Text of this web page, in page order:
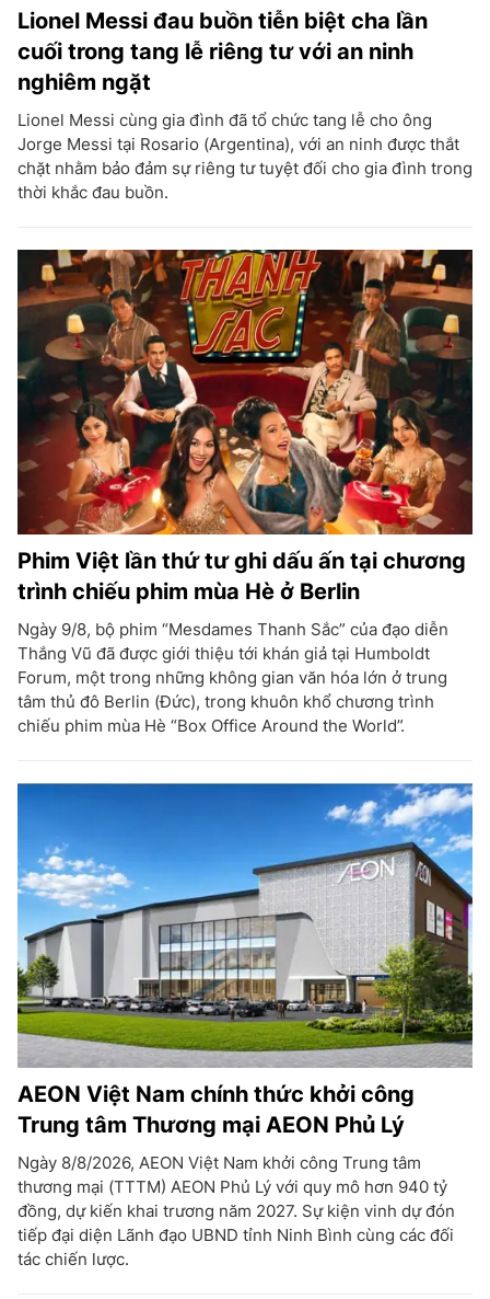
Lionel Messi đau buồn tiễn biệt cha lần
cuối trong tang lễ riêng tư với an ninh
nghiêm ngặt
Lionel Messi cùng gia đình đã tổ chức tang lễ cho ông
Jorge Messi tại Rosario (Argentina), với an ninh được thắt
chặt nhằm bảo đảm sự riêng tư tuyệt đối cho gia đình trong
thời khắc đau buồn.
Phim Việt lần thứ tư ghi dấu ấn tại chương
trình chiếu phim mùa Hè ở Berlin
Ngày 9/8, bộ phim “Mesdames Thanh Sắc” của đạo diễn
Thắng Vũ đã được giới thiệu tới khán giả tại Humboldt
Forum, một trong những không gian văn hóa lớn ở trung
tâm thủ đô Berlin (Đức), trong khuôn khổ chương trình
chiếu phim mùa Hè “Box Office Around the World”.
AEON Việt Nam chính thức khởi công
Trung tâm Thương mại AEON Phủ Lý
Ngày 8/8/2026, AEON Việt Nam khởi công Trung tâm
thương mại (TTTM) AEON Phủ Lý với quy mô hơn 940 tỷ
đồng, dự kiến khai trương năm 2027. Sự kiện vinh dự đón
tiếp đại diện Lãnh đạo UBND tỉnh Ninh Bình cùng các đối
tác chiến lược.